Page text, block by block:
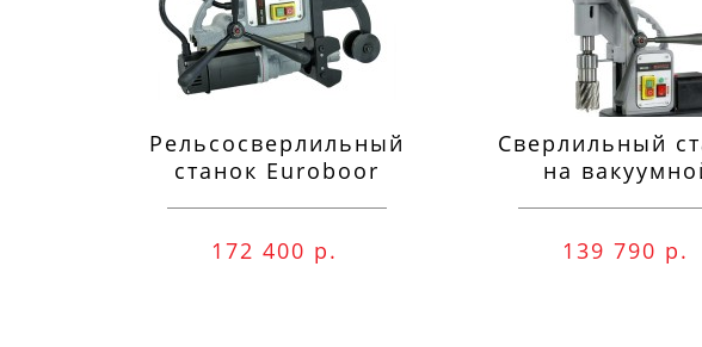
Рельсосверлильный
станок Euroboor
172 400 р.
Сверлильный
на
139 790 р.